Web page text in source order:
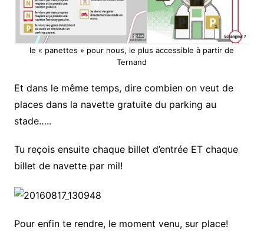
le « panettes » pour nous, le plus accessible à partir de
Ternand
Et dans le même temps, dire combien on veut de
places dans la navette gratuite du parking au
stade…..
Tu reçois ensuite chaque billet d’entrée ET chaque
billet de navette par mil!
Pour enfin te rendre, le moment venu, sur place!